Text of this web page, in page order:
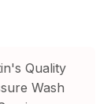
Quality
Wash